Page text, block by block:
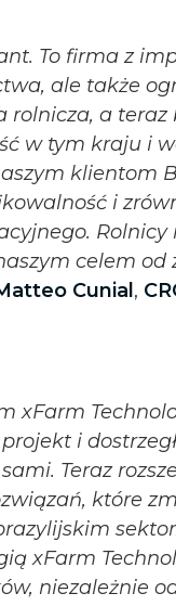
To firma z
ale także
rolnicza, a
w tym kraju i
klientom
i
Rolnicy
celem od
Cunial,
xFarm
i
Teraz
które
xFarm
niezależnie